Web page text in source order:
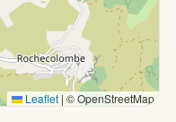
Leaflet | © OpenStreetMap